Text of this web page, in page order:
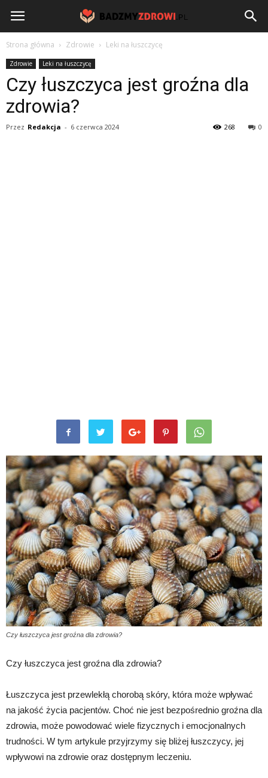
BadzmyZdrowi.pl
Strona główna Zdrowie Leki na łuszczycę
Zdrowie Leki na łuszczycę
Czy łuszczyca jest groźna dla
zdrowia?
Przez Redakcja - 6 czerwca 2024 0
268
Czy łuszczyca jest groźna dla zdrowia?
Czy łuszczyca jest groźna dla zdrowia?
Łuszczyca jest przewlekłą chorobą skóry, która może wpływać
na jakość życia pacjentów. Choć nie jest bezpośrednio groźna dla
zdrowia, może powodować wiele fizycznych i emocjonalnych
trudności. W tym artykule przyjrzymy się bliżej łuszczycy, jej
wpływowi na zdrowie oraz dostępnym leczeniu.